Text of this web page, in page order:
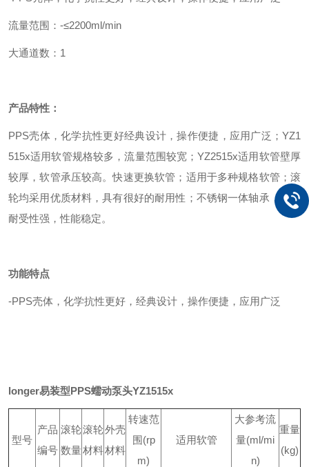
流量范围：-≤2200ml/min
大通道数：1
产品特性：
PPS壳体，化学抗性更好经典设计，操作便捷，应用广泛；YZ1
515x适用软管规格较多，流量范围较宽；YZ2515x适用软管壁厚
较厚，软管承压较高。快速更换软管； 适用于多种规格软管； 滚
轮均采用优质材料，具有很好的耐用性； 不锈钢一体轴承，化学
耐受性强，性能稳定。
功能特点
-PPS壳体，化学抗性更好，经典设计，操作便捷，应用广泛
longer易装型PPS蠕动泵头YZ1515x
型号
产品
编号
滚轮
数量
滚轮
材料
外壳
材料
转速范
围(rp
m)
适用软管
大参考流
量(ml/mi
n)
重量
(kg)